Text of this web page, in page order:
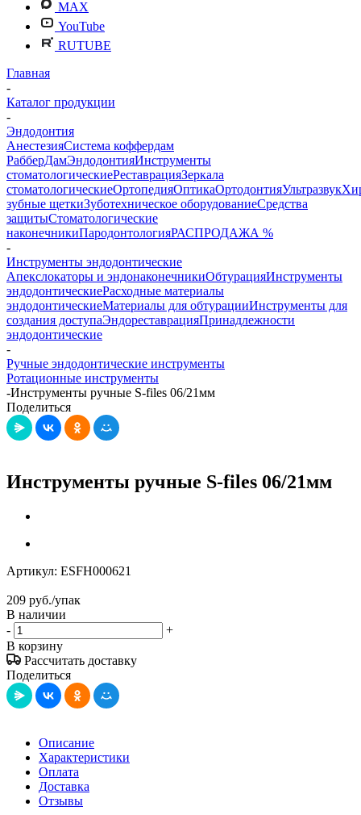
MAX
YouTube
RUTUBE
Главная
-
Каталог продукции
-
Эндодонтия
АнестезияСистема коффердам
РабберДамЭндодонтияИнструменты
стоматологическиеРеставрацияЗеркала
стоматологическиеОртопедияОптикаОртодонтияУльтразвук
зубные щеткиЗуботехническое оборудованиеСредства
защитыСтоматологические
наконечникиПародонтологияРАСПРОДАЖА %
-
Инструменты эндодонтические
Апекслокаторы и эндонаконечникиОбтурацияИнструменты
эндодонтическиеРасходные материалы
эндодонтическиеМатериалы для обтурацииИнструменты для
создания доступаЭндореставрацияПринадлежности
эндодонтические
-
Ручные эндодонтические инструменты
Ротационные инструменты
-Инструменты ручные S-files 06/21мм
Поделиться
Инструменты ручные S-files 06/21мм
Артикул: ESFH000621
209 руб./упак
В наличии
-
+
В корзину
Рассчитать доставку
Поделиться
Описание
Характеристики
Оплата
Доставка
Отзывы